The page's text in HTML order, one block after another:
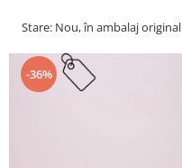
Stare: Nou, în ambalaj original
-36%